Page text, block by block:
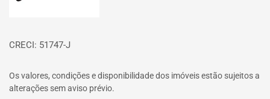
CRECI: 51747-J
Os valores, condições e disponibilidade dos imóveis estão sujeitos a
alterações sem aviso prévio.